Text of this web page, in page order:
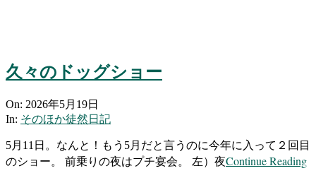
久々のドッグショー
2026-
05-
On: 2026年5月19日
In: そのほか徒然日記
5月11日。なんと！もう5月だと言うのに今年に入って２回目
のショー。 前乗りの夜はプチ宴会。 左）夜Continue Reading